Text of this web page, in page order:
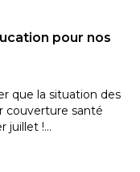
pour nos
que la situation des
couverture santé
juillet !…